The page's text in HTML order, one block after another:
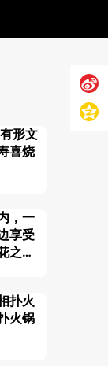
形文
喜烧
，一
享受
之舞
扑火
火锅